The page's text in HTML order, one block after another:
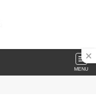
MENU